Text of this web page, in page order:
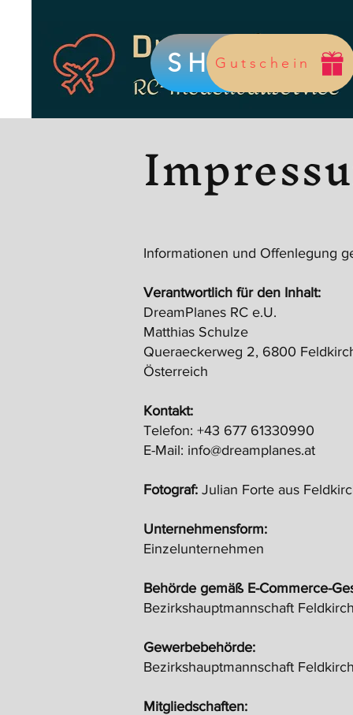
SHOPGutschein
Informationen und Offenlegung
Verantwortlich für den Inhalt:
DreamPlanes RC e.U.
Matthias Schulze
Queraeckerweg 2, 6800
Österreich
Kontakt:
Telefon: +43 677 61330990
E-Mail: info@dreamplanes.at
Fotograf: Julian Forte aus
Unternehmensform:
Einzelunternehmen
Behörde gemäß E-Commerce-
Bezirkshauptmannschaft Feldkirch
Gewerbebehörde:
Bezirkshauptmannschaft Feldkirch
Mitgliedschaften: